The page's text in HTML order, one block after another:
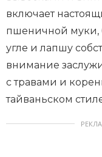
включает
пшеничной муки,
угле и лапшу
внимание
с травами и
тайваньском